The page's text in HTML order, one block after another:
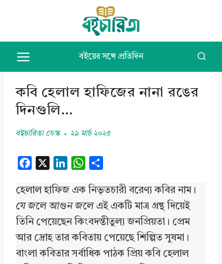
content
বইয়ের সঙ্গে প্রতিদিন
কবি হেলাল হাফিজের নানা রঙের
দিনগুলি…
বইচারিতা ডেস্ক ২৯ মার্চ ২০২৫
c
e
b
n
k
e
W
t
s
A
p
a
r
e
হেলাল হাফিজ এক নিভৃতচারী বরেণ্য কবির নাম।
যে জলে আগুন জলেএই একটি মাত্র গ্রন্থ দিয়েই
তিনি পেয়েছেন কিংবদন্তীতুল্য জনপ্রিয়তা। প্রেম
আর দ্রোহ তার কবিতায় পেয়েছে শিল্পিত সুষমা।
বাংলা কবিতার সর্বাধিক পাঠক প্রিয় কবি হেলাল